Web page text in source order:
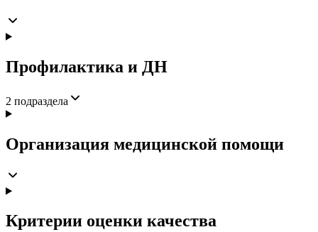
Профилактика и ДН
2 подраздела
Организация медицинской помощи
Критерии оценки качества